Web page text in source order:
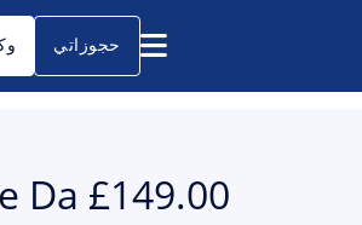
حجوزاتي
Da £149.00